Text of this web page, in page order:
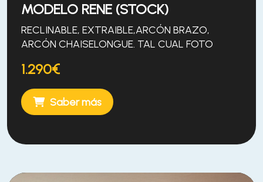
MODELO RENE (STOCK)
RECLINABLE, EXTRAIBLE,ARCÓN BRAZO,
ARCÓN CHAISELONGUE. TAL CUAL FOTO
1.290€
Saber más